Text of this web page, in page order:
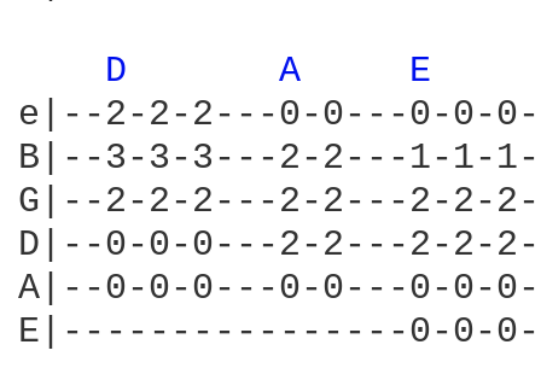
D A
E
e|--2-2-2---0-0---0-0-
B|--3-3-3---2-2---1-1-
G|--2-2-2---2-2---2-2-
D|--0-0-0---2-2---2-2-
A|--0-0-0---0-0---0-0-
E|----------------0-0-